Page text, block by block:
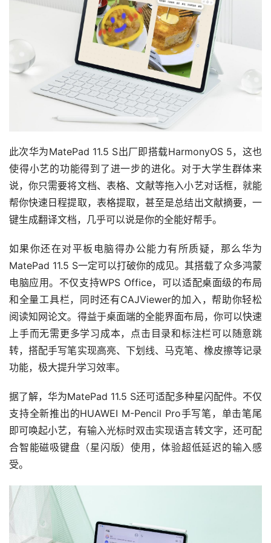
此次华为MatePad 11.5 S出厂即搭载HarmonyOS 5，这也
使得小艺的功能得到了进一步的进化。对于大学生群体来
说，你只需要将文档、表格、文献等拖入小艺对话框，就能
帮你快速日程提取，表格提取，甚至是总结出文献摘要，一
键生成翻译文档，几乎可以说是你的全能好帮手。
如果你还在对平板电脑得办公能力有所质疑，那么华为
MatePad 11.5 S一定可以打破你的成见。其搭载了众多鸿蒙
电脑应用。不仅支持WPS Office，可以适配桌面级的布局
和全量工具栏，同时还有CAJViewer的加入，帮助你轻松
阅读知网论文。得益于桌面端的全能界面布局，你可以快速
上手而无需更多学习成本，点击目录和标注栏可以随意跳
转，搭配手写笔实现高亮、下划线、马克笔、橡皮擦等记录
功能，极大提升学习效率。
据了解，华为MatePad 11.5 S还可适配多种星闪配件。不仅
支持全新推出的HUAWEI M-Pencil Pro手写笔，单击笔尾
即可唤起小艺，有输入光标时双击实现语言转文字，还可配
合智能磁吸键盘（星闪版）使用，体验超低延迟的输入感
受。